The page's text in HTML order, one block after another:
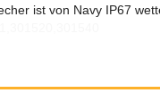
ist von Navy IP67